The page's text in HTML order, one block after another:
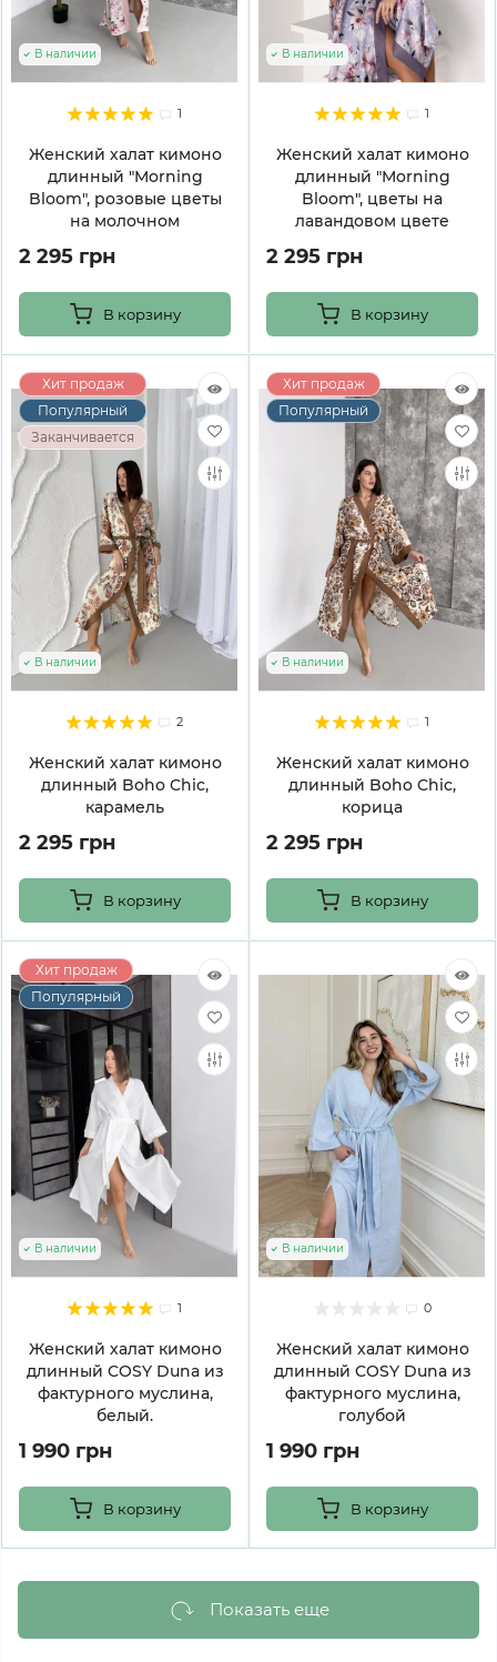
1
Женский халат кимоно
длинный "Morning
Bloom", розовые цветы
на молочном
В наличии
2 295 грн
В корзину
1
Женский халат кимоно
длинный "Morning
Bloom", цветы на
лавандовом цвете
В наличии
2 295 грн
В корзину
Хит продаж
Популярный
Заканчивается
2
Женский халат кимоно
длинный Boho Chic,
карамель
В наличии
2 295 грн
В корзину
Хит продаж
Популярный
1
Женский халат кимоно
длинный Boho Chic,
корица
В наличии
2 295 грн
В корзину
Хит продаж
Популярный
1
Женский халат кимоно
длинный COSY Duna из
фактурного муслина,
белый.
В наличии
1 990 грн
В корзину
0
Женский халат кимоно
длинный COSY Duna из
фактурного муслина,
голубой
В наличии
1 990 грн
В корзину
Показать еще